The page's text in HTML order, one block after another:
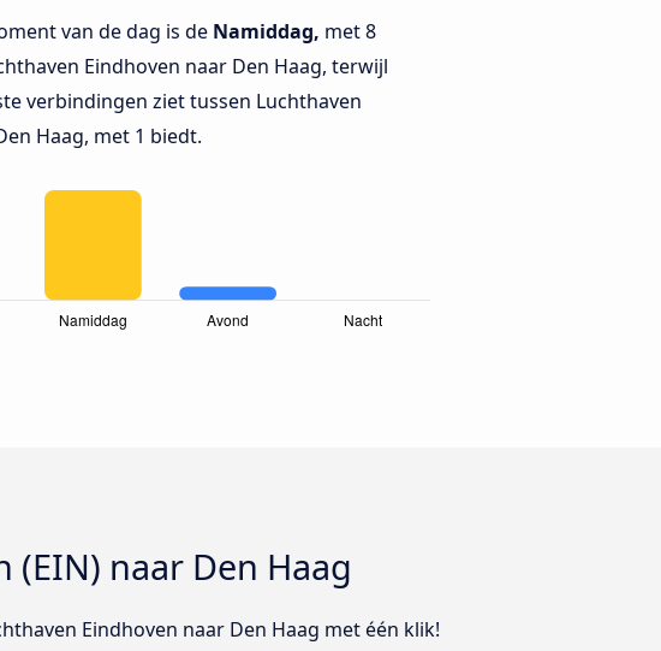
van de dag is de Namiddag, met 8
Eindhoven naar Den Haag, terwijl
verbindingen ziet tussen Luchthaven
Haag, met 1 biedt.
naar Den Haag
Eindhoven naar Den Haag met één klik!